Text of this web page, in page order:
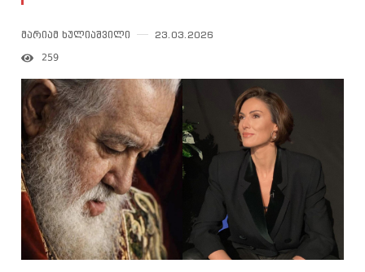
მარიამ ხულიაშვილი 23.03.2026
259